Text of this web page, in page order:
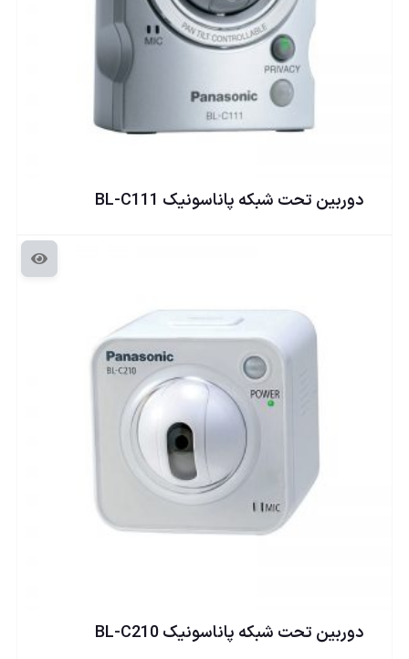
دوربين تحت شبكه پاناسونيک BL-C111
دوربين تحت شبكه پاناسونيک BL-C210